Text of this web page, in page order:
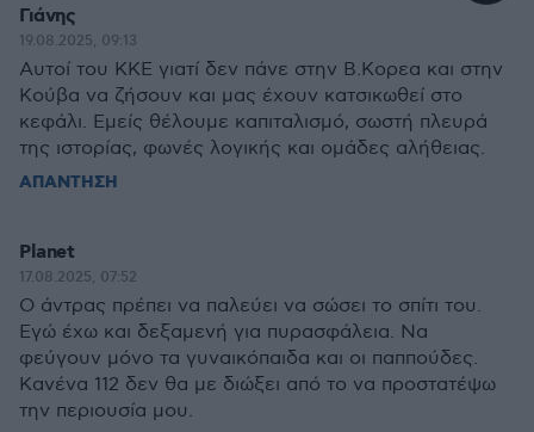
Γιάνης
19.08.2025, 09:13
Αυτοί του ΚΚΕ γιατί δεν πάνε στην Β.Κορεα και στην
Κούβα να ζήσουν και μας έχουν κατσικωθεί στο
κεφάλι. Εμείς θέλουμε καπιταλισμό, σωστή πλευρά
της ιστορίας, φωνές λογικής και ομάδες αλήθειας.
ΑΠΑΝΤΗΣΗ
Planet
17.08.2025, 07:52
Ο άντρας πρέπει να παλεύει να σώσει το σπίτι του.
Εγώ έχω και δεξαμενή για πυρασφάλεια. Να
φεύγουν μόνο τα γυναικόπαιδα και οι παππούδες.
Κανένα 112 δεν θα με διώξει από το να προστατέψω
την περιουσία μου.